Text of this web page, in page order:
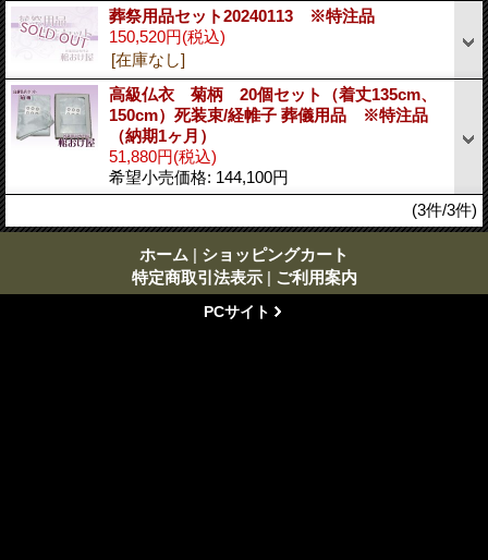
葬祭用品セット20240113 ※特注品
150,520円(税込)
[在庫なし]
高級仏衣 菊柄 20個セット（着丈135cm、
150cm）死装束/経帷子 葬儀用品 ※特注品
（納期1ヶ月）
51,880円(税込)
希望小売価格: 144,100円
(3件/3件)
ホーム | ショッピングカート
特定商取引法表示 | ご利用案内
PCサイト